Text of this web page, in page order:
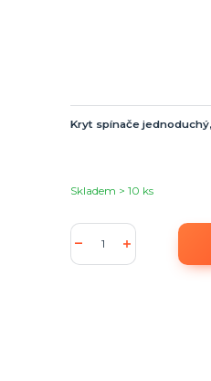
Kryt spínače jednoduchý,
Skladem > 10 ks